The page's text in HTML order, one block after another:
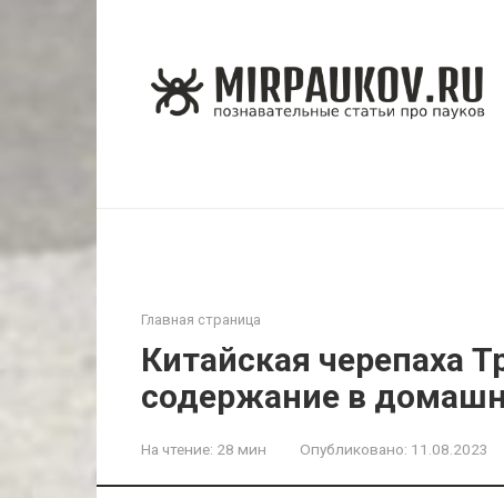
Главная страница
Китайская черепаха
содержание в
На чтение: 28 мин Опубликовано: 11.08.2023